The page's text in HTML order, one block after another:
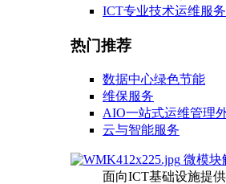
ICT专业技术运维服务
热门推荐
数据中心绿色节能
维保服务
AIO一站式运维管理
云与智能服务
微模块
面向ICT基础设施提